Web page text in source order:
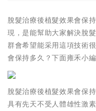
脫髮治療後植髮效果會保
現，是能幫助大家解決脫
群會希望能采用這項技術
會保持多久？下面雍禾小
脫髮治療後植髮效果會保
具有先天不受人體雄性激